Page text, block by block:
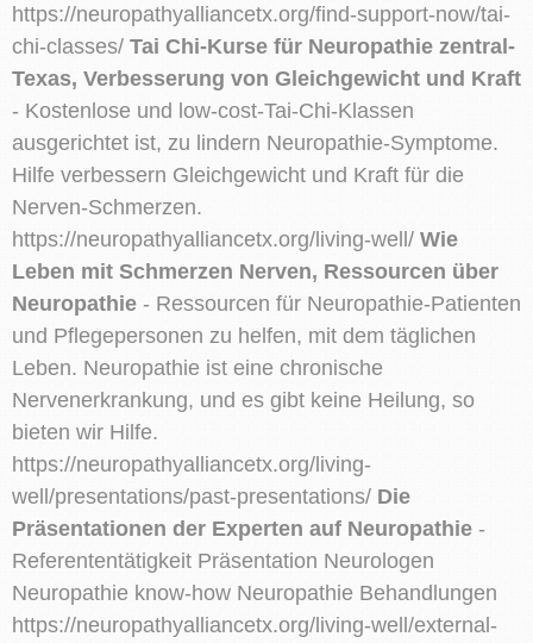
https://neuropathyalliancetx.org/find-support-now/tai-
chi-classes/ Tai Chi-Kurse für Neuropathie zentral-
Texas, Verbesserung von Gleichgewicht und Kraft
- Kostenlose und low-cost-Tai-Chi-Klassen
ausgerichtet ist, zu lindern Neuropathie-Symptome.
Hilfe verbessern Gleichgewicht und Kraft für die
Nerven-Schmerzen.
https://neuropathyalliancetx.org/living-well/ Wie
Leben mit Schmerzen Nerven, Ressourcen über
Neuropathie - Ressourcen für Neuropathie-Patienten
und Pflegepersonen zu helfen, mit dem täglichen
Leben. Neuropathie ist eine chronische
Nervenerkrankung, und es gibt keine Heilung, so
bieten wir Hilfe.
https://neuropathyalliancetx.org/living-
well/presentations/past-presentations/ Die
Präsentationen der Experten auf Neuropathie -
Referententätigkeit Präsentation Neurologen
Neuropathie know-how Neuropathie Behandlungen
https://neuropathyalliancetx.org/living-well/external-